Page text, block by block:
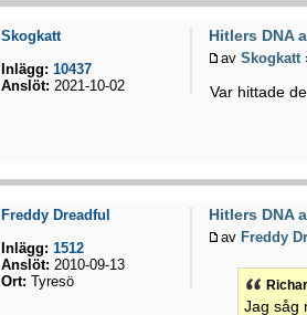
Hitlers DNA
avSkogkatt
Var hittade
Skogkatt
Inlägg: 10437
Anslöt: 2021-10-02
Hitlers DNA
av Freddy
Jag såg
Freddy Dreadful
Inlägg: 1512
Anslöt: 2010-09-13
Ort: Tyresö